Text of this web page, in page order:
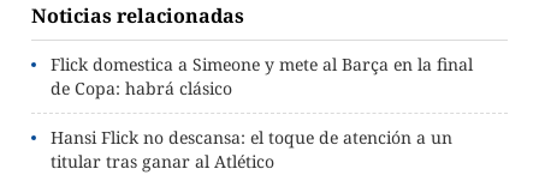
Noticias relacionadas
Flick domestica a Simeone y mete al Barça en la final
de Copa: habrá clásico
Hansi Flick no descansa: el toque de atención a un
titular tras ganar al Atlético